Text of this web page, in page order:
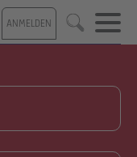
ANMELDEN Suche